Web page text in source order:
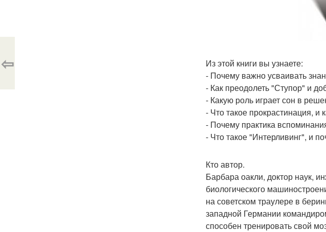
Из этой книги вы узнаете:
- Почему важно усваивать
- Как преодолеть "Ступор" и
- Какую роль играет сон в
- Что такое прокрастинация, и
- Почему практика
- Что такое "Интерливинг", и
Кто автор.
Барбара оакли, доктор наук,
биологического
на советском траулере в
западной Германии
способен тренировать свой
⇦